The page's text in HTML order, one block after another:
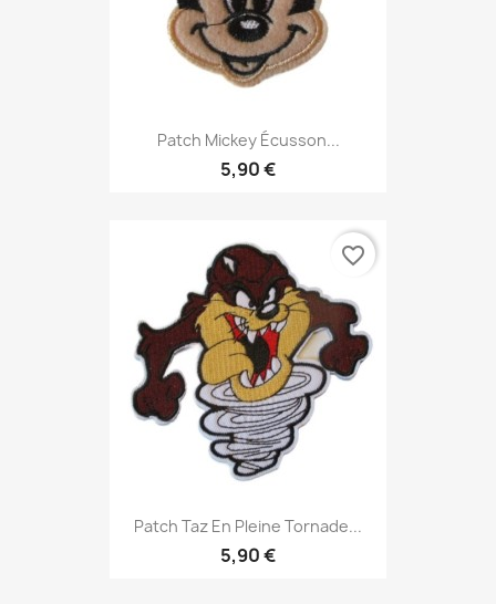
Patch Mickey Écusson...
5,90 €
Patch Taz En Pleine Tornade...
5,90 €
favorite_border